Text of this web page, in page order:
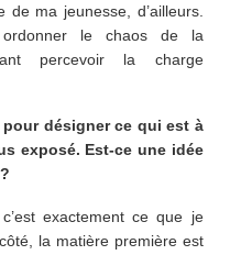
de ma jeunesse, d’ailleurs.
le chaos de la
percevoir la charge
pour désigner ce qui est à
exposé. Est-ce une idée
exactement ce que je
la matière première est